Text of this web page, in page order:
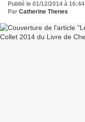
Publié le 01/12/2014 à 16:44
Par Catherine Thenes